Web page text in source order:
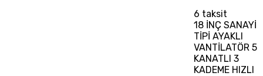
6 taksit
18 İNÇ SANAYİ
TİPİ AYAKLI
VANTİLATÖR 5
KANATLI 3
KADEME HIZLI